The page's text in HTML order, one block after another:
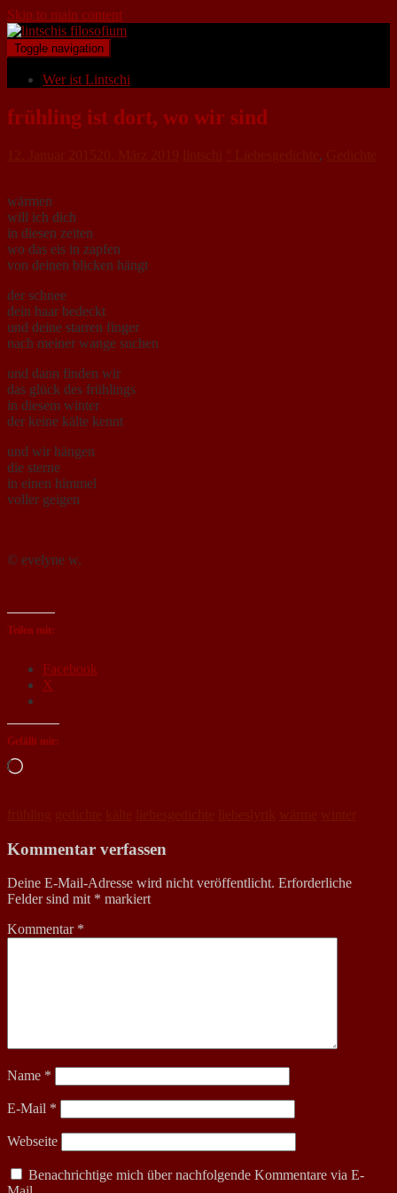
Skip to main content
Toggle navigation
Wer ist Lintschi
frühling ist dort, wo wir sind
,
wärmen
will ich dich
in diesen zeiten
wo das eis in zapfen
von deinen blicken hängt
der schnee
dein haar bedeckt
und deine starren finger
nach meiner wange suchen
und dann finden wir
das glück des frühlings
in diesem winter
der keine kälte kennt
und wir hängen
die sterne
in einen himmel
voller geigen
© evelyne w.
Teilen mit:
Facebook
X
Gefällt mir:
Loading…
Kommentar verfassen
Deine E-Mail-Adresse wird nicht veröffentlicht. Erforderliche
Felder sind mit * markiert
Kommentar *
Name *
E-Mail *
Webseite
Benachrichtige mich über nachfolgende Kommentare via E-